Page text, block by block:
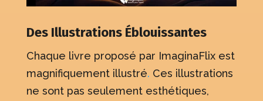
Des Illustrations Éblouissantes
Chaque livre proposé par ImaginaFlix est
magnifiquement illustré. Ces illustrations
ne sont pas seulement esthétiques,